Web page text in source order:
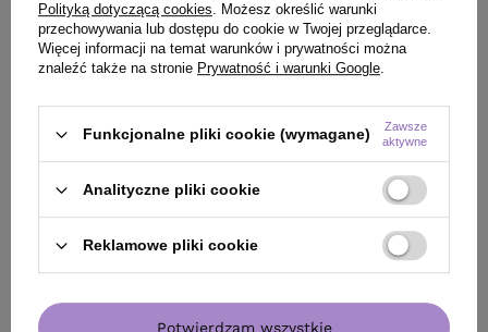
ZOBACZ RÓWNIEŻ
Polityką dotyczącą cookies. Możesz określić warunki
przechowywania lub dostępu do cookie w Twojej przeglądarce.
Więcej informacji na temat warunków i prywatności można
znaleźć także na stronie Prywatność i warunki Google.
Funkcjonalne pliki cookie (wymagane)
Zawsze
aktywne
Analityczne pliki cookie
Reklamowe pliki cookie
Potwierdzam wszystkie